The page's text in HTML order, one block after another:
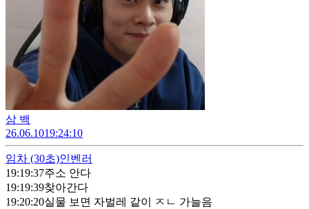
삼 백
26.06.1019:24:10
임차 (30초)인벤러
19:19:37주소 안다
19:19:39찾아간다
19:20:20실물 보면 자벌레 같이 ㅈㄴ 가늘음